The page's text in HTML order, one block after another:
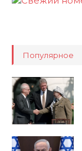
Популярное